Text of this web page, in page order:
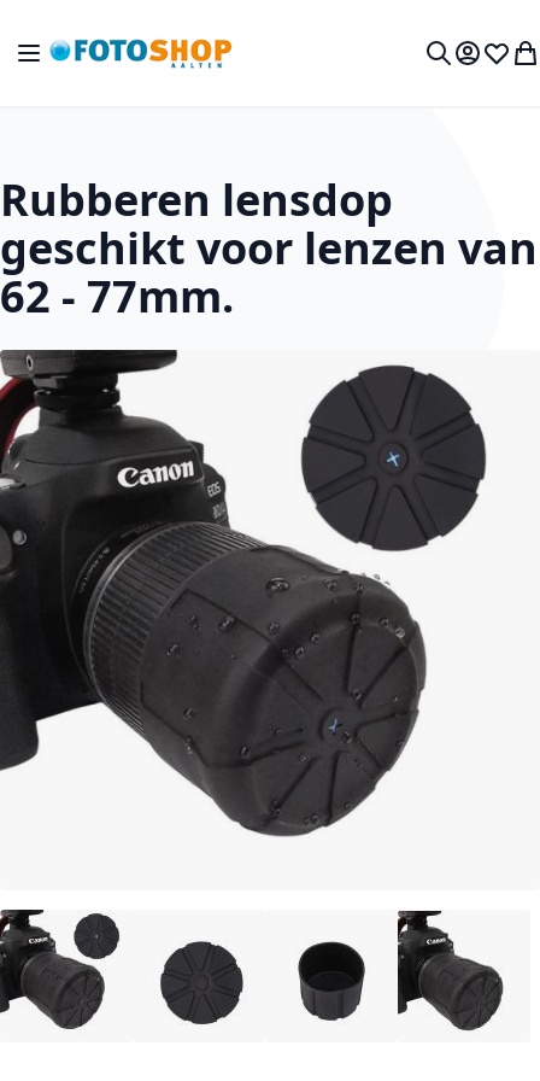
Toggle Nav
Mijn
Rubberen lensdop
geschikt voor lenzen van
62 - 77mm.